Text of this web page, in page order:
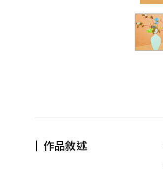
作品敘述